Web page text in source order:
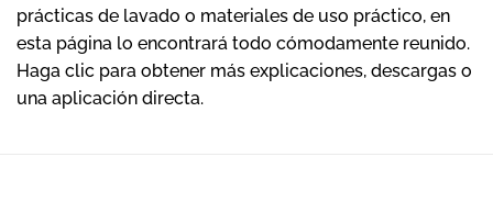
prácticas de lavado o materiales de uso práctico, en
esta página lo encontrará todo cómodamente reunido.
Haga clic para obtener más explicaciones, descargas o
una aplicación directa.